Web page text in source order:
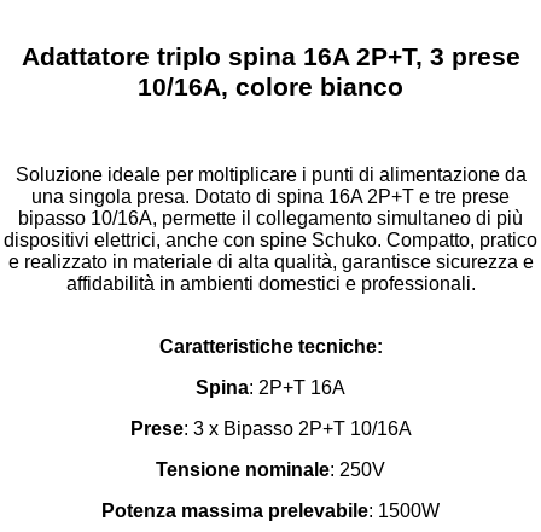
Adattatore triplo spina 16A 2P+T, 3 prese
10/16A, colore bianco
Soluzione ideale per moltiplicare i punti di alimentazione da
una singola presa. Dotato di spina 16A 2P+T e tre prese
bipasso 10/16A, permette il collegamento simultaneo di più
dispositivi elettrici, anche con spine Schuko. Compatto, pratico
e realizzato in materiale di alta qualità, garantisce sicurezza e
affidabilità in ambienti domestici e professionali.
Caratteristiche tecniche:
Spina: 2P+T 16A
Prese: 3 x Bipasso 2P+T 10/16A
Tensione nominale: 250V
Potenza massima prelevabile: 1500W